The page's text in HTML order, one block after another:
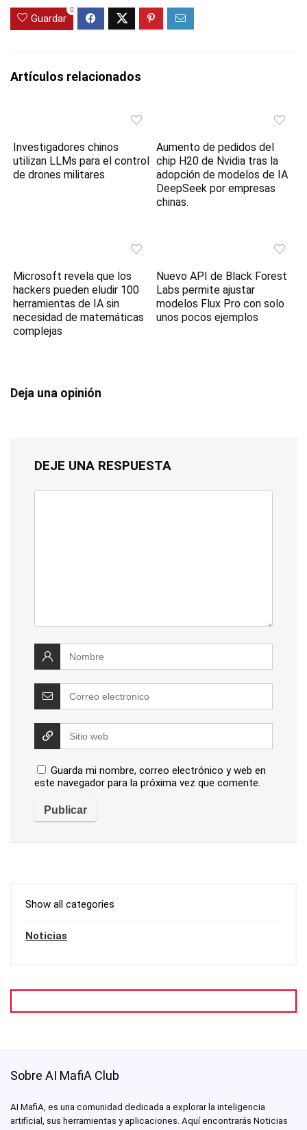
Guardar
0
Artículos relacionados
Investigadores chinos
utilizan LLMs para el control
de drones militares
Aumento de pedidos del
chip H20 de Nvidia tras la
adopción de modelos de IA
DeepSeek por empresas
chinas.
Microsoft revela que los
hackers pueden eludir 100
herramientas de IA sin
necesidad de matemáticas
complejas
Nuevo API de Black Forest
Labs permite ajustar
modelos Flux Pro con solo
unos pocos ejemplos
Deja una opinión
DEJE UNA RESPUESTA
Guarda mi nombre, correo electrónico y web en
este navegador para la próxima vez que comente.
Show all categories
Noticias
Sobre AI MafiA Club
AI MafiA, es una comunidad dedicada a explorar la inteligencia
artificial, sus herramientas y aplicaciones. Aquí encontrarás Noticias